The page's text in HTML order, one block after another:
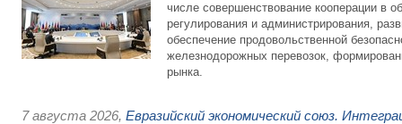
числе совершенствование кооперации в
регулирования и администрирования,
обеспечение продовольственной
железнодорожных перевозок,
рынка.
7 августа 2026, Евразийский экономический союз.